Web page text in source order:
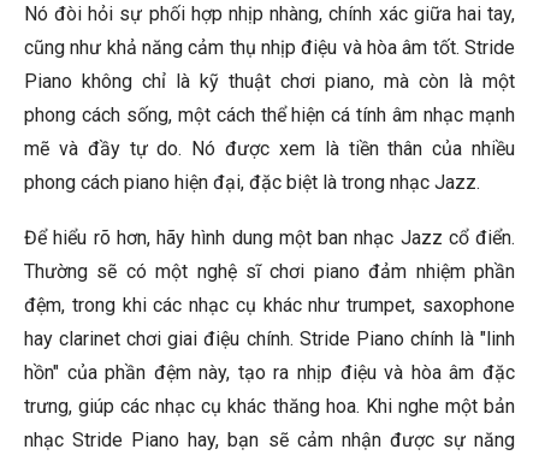
Nó đòi hỏi sự phối hợp nhịp nhàng, chính xác giữa hai tay,
cũng như khả năng cảm thụ nhịp điệu và hòa âm tốt. Stride
Piano không chỉ là kỹ thuật chơi piano, mà còn là một
phong cách sống, một cách thể hiện cá tính âm nhạc mạnh
mẽ và đầy tự do. Nó được xem là tiền thân của nhiều
phong cách piano hiện đại, đặc biệt là trong nhạc Jazz.
Để hiểu rõ hơn, hãy hình dung một ban nhạc Jazz cổ điển.
Thường sẽ có một nghệ sĩ chơi piano đảm nhiệm phần
đệm, trong khi các nhạc cụ khác như trumpet, saxophone
hay clarinet chơi giai điệu chính. Stride Piano chính là "linh
hồn" của phần đệm này, tạo ra nhịp điệu và hòa âm đặc
trưng, giúp các nhạc cụ khác thăng hoa. Khi nghe một bản
nhạc Stride Piano hay, bạn sẽ cảm nhận được sự năng